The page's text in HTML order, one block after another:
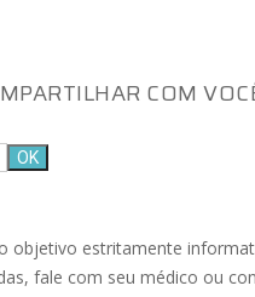
COM
objetivo estritamente
fale com seu médico ou